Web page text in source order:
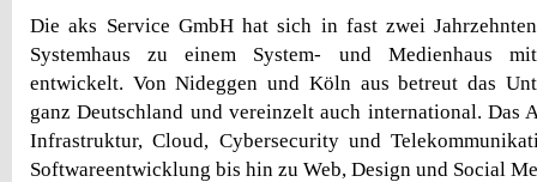
Die aks Service GmbH hat sich in fast zwei
Systemhaus zu einem System- und Medienhaus
entwickelt. Von Nideggen und Köln aus betreut das
ganz Deutschland und vereinzelt auch international. Das
Infrastruktur, Cloud, Cybersecurity und
Softwareentwicklung bis hin zu Web, Design und Social